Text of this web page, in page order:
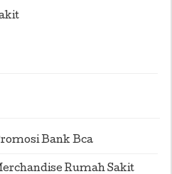
Bank Bca
Rumah Sakit